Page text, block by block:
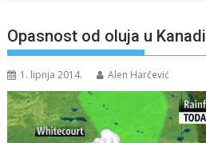
Opasnost od oluja u Kanadi
1. lipnja 2014. Alen Harčević